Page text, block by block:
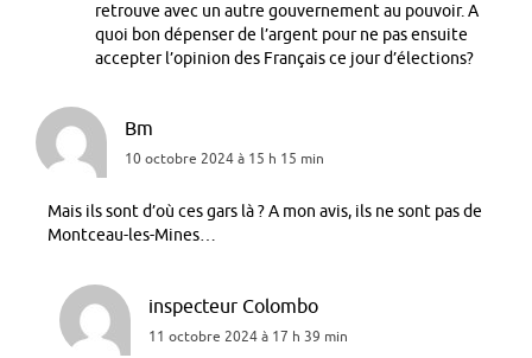
retrouve avec un autre gouvernement au pouvoir. A
quoi bon dépenser de l’argent pour ne pas ensuite
accepter l’opinion des Français ce jour d’élections?
Bm
10 octobre 2024 à 15 h 15 min
Mais ils sont d’où ces gars là ? A mon avis, ils ne sont pas de
Montceau-les-Mines…
inspecteur Colombo
11 octobre 2024 à 17 h 39 min